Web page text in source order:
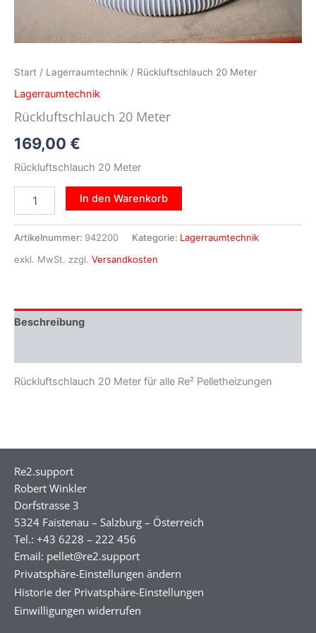
Start / Lagerraumtechnik / Rückluftschlauch 20 Meter
Lagerraumtechnik
Rückluftschlauch 20 Meter
169,00 €
Rückluftschlauch 20 Meter
In den Warenkorb
Artikelnummer: 942200 Kategorie: Lagerraumtechnik
exkl. MwSt. zzgl. Versandkosten
Beschreibung
Rückluftschlauch 20 Meter für alle Re² Pelletheizungen
Re2.support
Robert Winkler
Dorfstrasse 3
5324 Faistenau – Salzburg – Österreich
Tel.: +43 6228 – 222 456
Email: pellet@re2.support
Privatsphäre-Einstellungen ändern
Historie der Privatsphäre-Einstellungen
Einwilligungen widerrufen